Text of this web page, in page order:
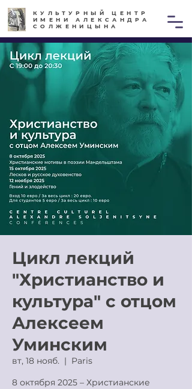
КУЛЬТУРНЫЙ ЦЕНТР
ИМЕНИ АЛЕКСАНДРА
СОЛЖЕНИЦЫНА
Цикл лекций
"Христианство и
культура" с отцом
Алексеем
Уминским
вт, 18 нояб.
  |
Paris
8 октября 2025 – Христианские